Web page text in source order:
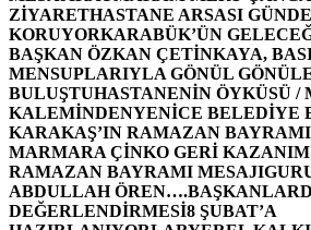
ZİYARETHASTANE ARSASI
KORUYORKARABÜK’ÜN
BAŞKAN ÖZKAN ÇETİNKAYA,
MENSUPLARIYLA GÖNÜL
BULUŞTUHASTANENİN ÖYKÜSÜ /
KALEMİNDENYENİCE BELEDİYE
KARAKAŞ’IN RAMAZAN
MARMARA ÇİNKO GERİ
RAMAZAN BAYRAMI MESAJI
ABDULLAH ÖREN….
DEĞERLENDİRMESİ8 ŞUBAT’A